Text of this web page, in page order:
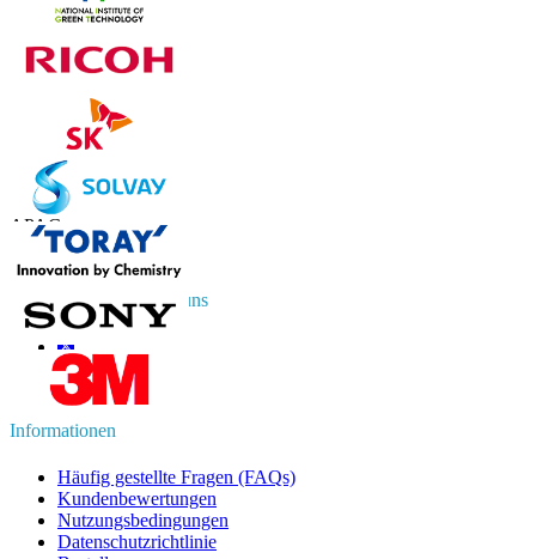
Kontaktieren Sie uns
US+1 833 909 2966 ( Gebührenfrei )
UK+44 808 502 0280 (Gebührenfrei )
APAC +91 744 740 1245
sales@fortunebusinessinsights.com
Vernetzen Sie sich mit uns
Informationen
Häufig gestellte Fragen (FAQs)
Kundenbewertungen
Nutzungsbedingungen
Datenschutzrichtlinie